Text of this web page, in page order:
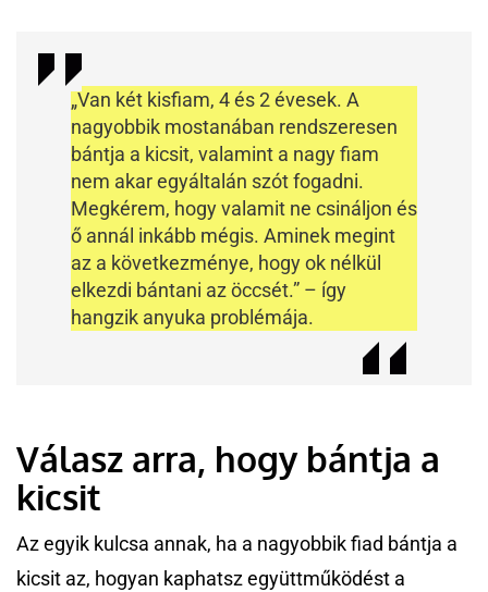
„Van két kisfiam, 4 és 2 évesek. A
nagyobbik mostanában rendszeresen
bántja a kicsit, valamint a nagy fiam
nem akar egyáltalán szót fogadni.
Megkérem, hogy valamit ne csináljon és
ő annál inkább mégis. Aminek megint
az a következménye, hogy ok nélkül
elkezdi bántani az öccsét.” – így
hangzik anyuka problémája.
Válasz arra, hogy bántja a
kicsit
Az egyik kulcsa annak, ha a nagyobbik fiad bántja a
kicsit az, hogyan kaphatsz együttműködést a